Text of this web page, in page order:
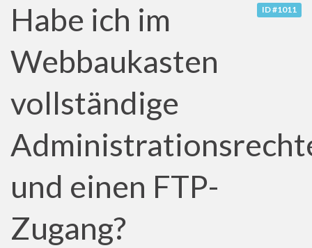
ID #1011
Habe ich im
Webbaukasten
vollständige
und einen FTP-
Zugang?